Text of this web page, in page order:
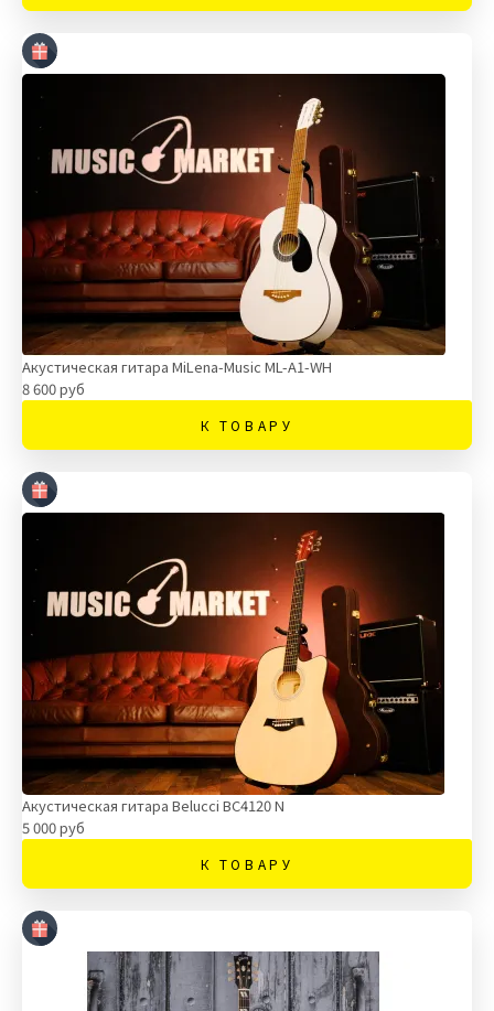
Акустическая гитара MiLena-Music ML-A1-WH
8 600 руб
К ТОВАРУ
Акустическая гитара Belucci BC4120 N
5 000 руб
К ТОВАРУ